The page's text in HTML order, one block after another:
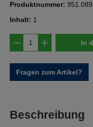
Produktnummer:
Inhalt: 1
Produkt Anzahl:
In
Fragen zum Artikel?
Beschreibung